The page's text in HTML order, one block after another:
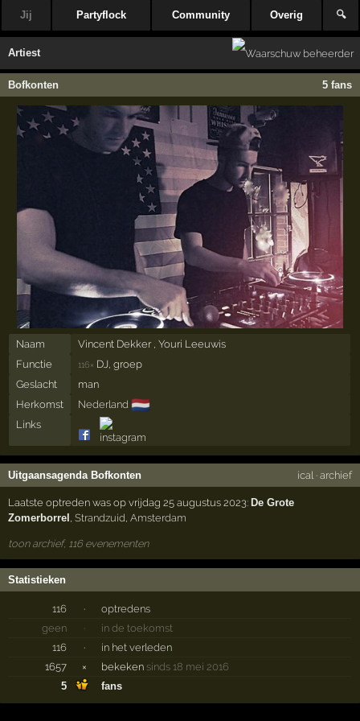
Jij Partyflock Community Overig 🔍
Artiest
Bofkonten 5 fans
Naam
Vincent Dekker , Youri Leeuwis
Functie
116× DJ, groep
Geslacht
man
Herkomst
Nederland 🇳🇱
Links
Uitgaansagenda Bofkonten ical· archief
Laatste optreden was op vrijdag 25 augustus 2023: De Grote
Zomerborrel ,Strandzuid,Amsterdam
toon archief, 116 evenementen
Statistieken
116 ·
optredens
geen
·
in de toekomst
116
·
in het verleden
1657
× bekeken sinds 18 mei 2016
5
fans